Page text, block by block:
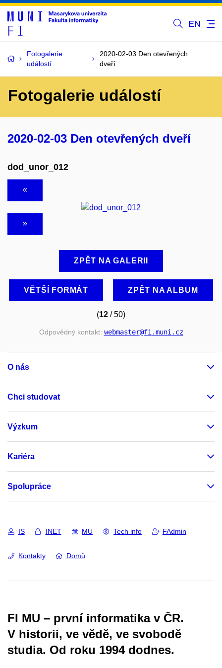
EN
Fotogalerie
událostí
2020-02-03 Den otevřených
dveří
Fotogalerie událostí
2020-02-03 Den otevřených dveří
dod_unor_012
ZPĚT NA GALERII
VĚTŠÍ FORMÁT ZPĚT NA ALBUM
(12 / 50)
Odpovědný kontakt: webmaster@fi.muni.cz
O nás
Chci studovat
Výzkum
Kariéra
Spolupráce
IS INET MU Tech info FAdmin
Kontakty Domů
FI MU – první informatika v ČR.
V historii, ve vědě, ve svobodě
studia. Od roku 1994 dodnes.